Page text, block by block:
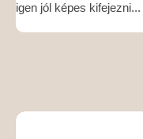
igen jól képes kifejezni...